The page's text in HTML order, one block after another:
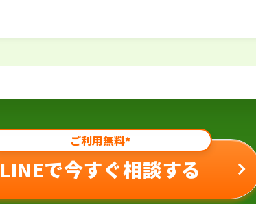
ご利用無料*
LINEで今すぐ相談する